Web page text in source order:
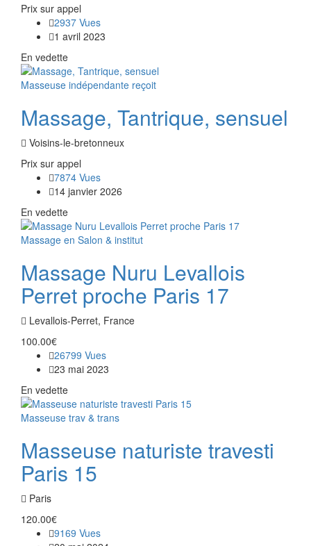
Prix ​​sur appel
2937 Vues
1 avril 2023
En vedette
Masseuse indépendante reçoit
Massage, Tantrique, sensuel
Voisins-le-bretonneux
Prix ​​sur appel
7874 Vues
14 janvier 2026
En vedette
Massage en Salon & institut
Massage Nuru Levallois
Perret proche Paris 17
Levallois-Perret, France
100.00€
26799 Vues
23 mai 2023
En vedette
Masseuse trav & trans
Masseuse naturiste travesti
Paris 15
Paris
120.00€
9169 Vues